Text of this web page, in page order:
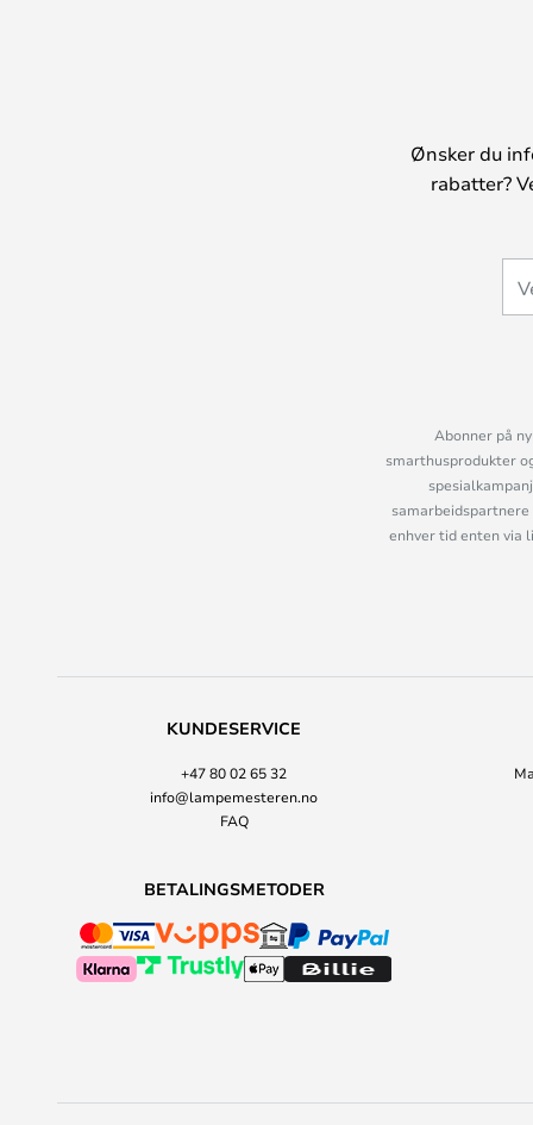
Ønsker du
rabatter?
Abonner på
smarthusprodukter
enhver tid enten via
KUNDESERVICE
+47 80 02 65 32
info@lampemesteren.no
FAQ
BETALINGSMETODER